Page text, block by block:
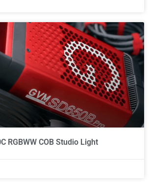
RGBWW COB Studio Light